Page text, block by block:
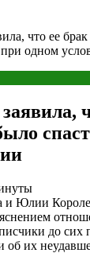
что ее
одном
и Юлии
до сих
об их